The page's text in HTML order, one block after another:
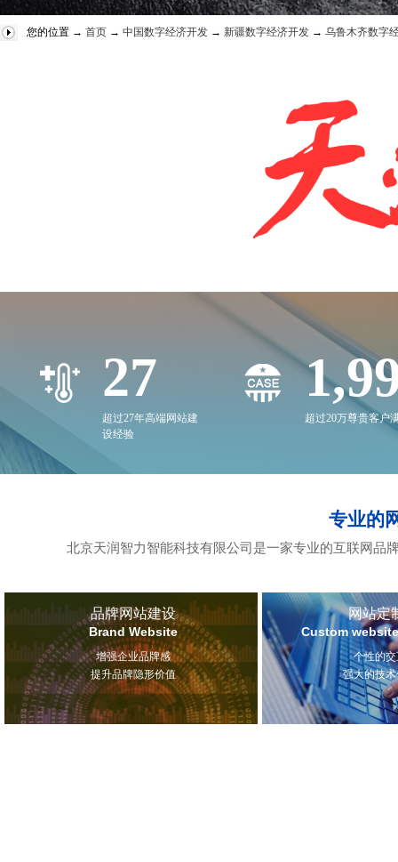
您的位置 → 首页 → 中国数字经济开发 → 新疆数字经济开发 → 乌鲁木齐数字
27
超过27年高端网站建
设经验
超过20万尊贵客户
专业的
北京天润智力智能科技有限公司是一家专业的互联网品
品牌网站建设
Brand Website
增强企业品牌感
提升品牌隐形价值
网站定
Custom
个性的
强大的技